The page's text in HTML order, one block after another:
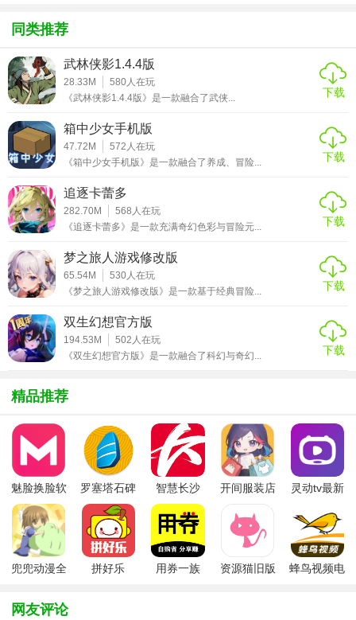
4、丰富的玩法，让你重返到最为激情的热血时代，在这展开
一场全新的旅程。
【游戏攻略】
野外BOSS激战，掉落率非常高，各式各样的神级装备等待你
来领取。
种礼包。
战斗动作流畅，出色的光影效果和极佳的打击感绝对会让你
爱不释手!
丰富的角色定位和战斗风格任你体验，尽情享受酣畅淋漓的
热血战斗!
【游戏点评】
面渲染引领着玩家走进原汁原味的玛法世界，壮丽恢弘的大
扩大，直到席卷了整个传奇世界，荣耀的争夺也在此时来到
了巅峰，喜欢的小伙伴快来下载吧！
同类推荐
武林侠影1.4.4版
28.33M 580 人在玩
《武林侠影1.4.4版》是一款融合了武侠...
下载
箱中少女手机版
47.72M 572 人在玩
《箱中少女手机版》是一款融合了养成、冒险...
下载
追逐卡蕾多
282.70M 568 人在玩
《追逐卡蕾多》是一款充满奇幻色彩与冒险元...
下载
梦之旅人游戏修改版
65.54M 530 人在玩
《梦之旅人游戏修改版》是一款基于经典冒险...
下载
双生幻想官方版
194.53M 502 人在玩
《双生幻想官方版》是一款融合了科幻与奇幻...
下载
精品推荐
魅脸换脸软
件
罗塞塔石碑
安卓版
智慧长沙
app
开间服装店
灵动tv最新
兜兜动漫全
拼好乐 用券一族 资源猫旧版
蜂鸟视频电
网友评论